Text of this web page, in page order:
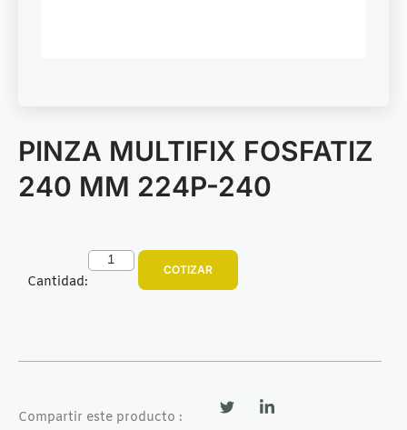
PINZA MULTIFIX FOSFATIZ
240 MM 224P-240
Cantidad:
COTIZAR
Compartir este producto :